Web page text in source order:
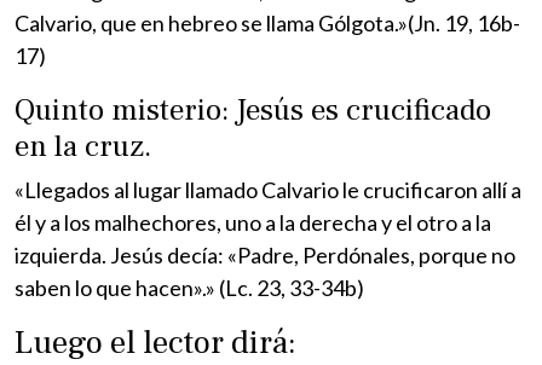
Calvario, que en hebreo se llama Gólgota.»(Jn. 19, 16b-
17)
Quinto misterio: Jesús es crucificado
en la cruz.
«Llegados al lugar llamado Calvario le crucificaron allí a
él y a los malhechores, uno a la derecha y el otro a la
izquierda. Jesús decía: «Padre, Perdónales, porque no
saben lo que hacen».» (Lc. 23, 33-34b)
Luego el lector dirá: